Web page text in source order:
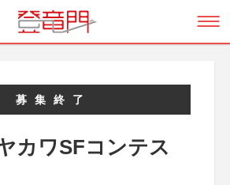
募集終了
カワSFコンテス